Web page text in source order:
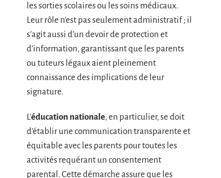
les sorties scolaires ou les soins médicaux.
Leur rôle n’est pas seulement administratif ; il
s’agit aussi d’un devoir de protection et
d’information, garantissant que les parents
ou tuteurs légaux aient pleinement
connaissance des implications de leur
signature.
L’éducation nationale, en particulier, se doit
d’établir une communication transparente et
équitable avec les parents pour toutes les
activités requérant un consentement
parental. Cette démarche assure que les